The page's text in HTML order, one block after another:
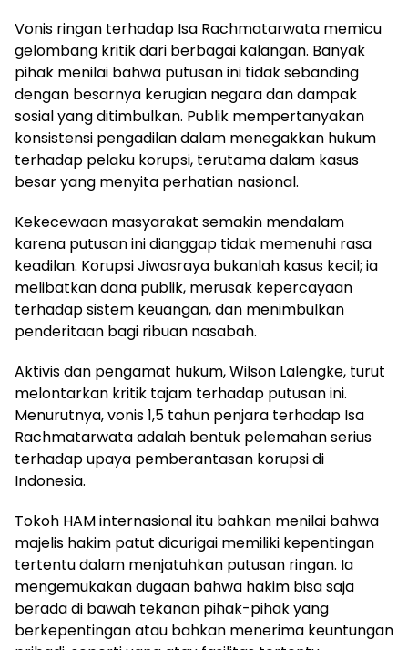
Vonis ringan terhadap Isa Rachmatarwata memicu
gelombang kritik dari berbagai kalangan. Banyak
pihak menilai bahwa putusan ini tidak sebanding
dengan besarnya kerugian negara dan dampak
sosial yang ditimbulkan. Publik mempertanyakan
konsistensi pengadilan dalam menegakkan hukum
terhadap pelaku korupsi, terutama dalam kasus
besar yang menyita perhatian nasional.
Kekecewaan masyarakat semakin mendalam
karena putusan ini dianggap tidak memenuhi rasa
keadilan. Korupsi Jiwasraya bukanlah kasus kecil; ia
melibatkan dana publik, merusak kepercayaan
terhadap sistem keuangan, dan menimbulkan
penderitaan bagi ribuan nasabah.
Aktivis dan pengamat hukum, Wilson Lalengke, turut
melontarkan kritik tajam terhadap putusan ini.
Menurutnya, vonis 1,5 tahun penjara terhadap Isa
Rachmatarwata adalah bentuk pelemahan serius
terhadap upaya pemberantasan korupsi di
Indonesia.
Tokoh HAM internasional itu bahkan menilai bahwa
majelis hakim patut dicurigai memiliki kepentingan
tertentu dalam menjatuhkan putusan ringan. Ia
mengemukakan dugaan bahwa hakim bisa saja
berada di bawah tekanan pihak-pihak yang
berkepentingan atau bahkan menerima keuntungan